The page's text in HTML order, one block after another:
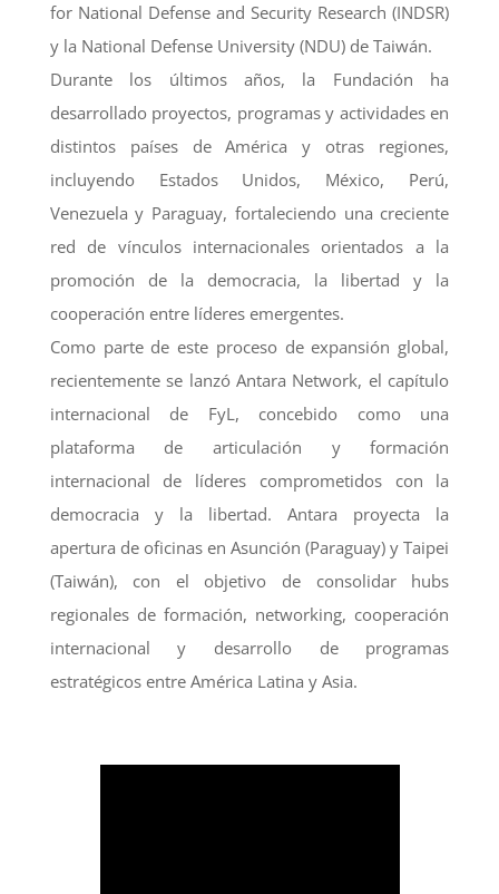
for National Defense and Security Research (INDSR)
y la National Defense University (NDU) de Taiwán.
Durante los últimos años, la Fundación ha
desarrollado proyectos, programas y actividades en
distintos países de América y otras regiones,
incluyendo Estados Unidos, México, Perú,
Venezuela y Paraguay, fortaleciendo una creciente
red de vínculos internacionales orientados a la
promoción de la democracia, la libertad y la
cooperación entre líderes emergentes.
Como parte de este proceso de expansión global,
recientemente se lanzó Antara Network, el capítulo
internacional de FyL, concebido como una
plataforma de articulación y formación
internacional de líderes comprometidos con la
democracia y la libertad. Antara proyecta la
apertura de oficinas en Asunción (Paraguay) y Taipei
(Taiwán), con el objetivo de consolidar hubs
regionales de formación, networking, cooperación
internacional y desarrollo de programas
estratégicos entre América Latina y Asia.